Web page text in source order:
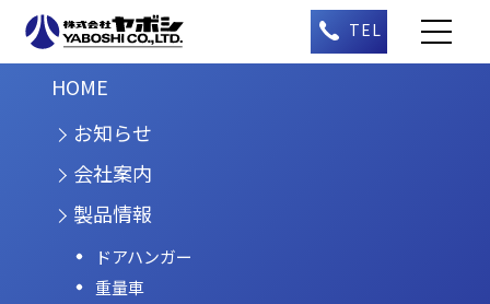
HOME
お知らせ
会社案内
製品情報
ドアハンガー
重量車